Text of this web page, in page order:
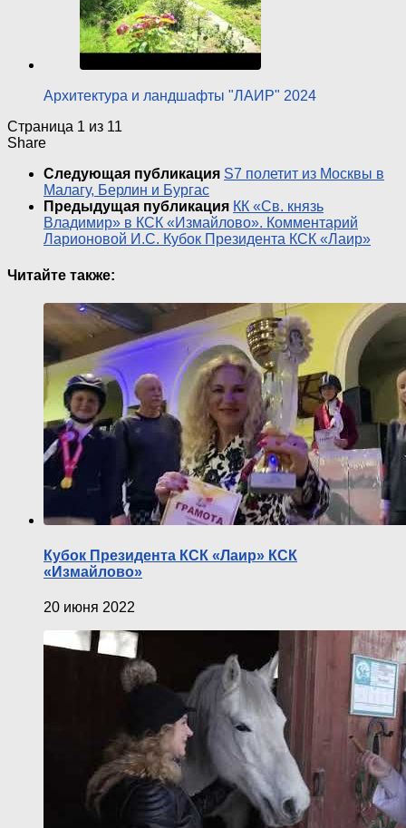
Архитектура и ландшафты "ЛАИР" 2024
Страница 1 из 11
Share
Следующая публикация S7 полетит из Москвы в
Малагу, Берлин и Бургас
Предыдущая публикация КК «Св. князь
Владимир» в КСК «Измайлово». Комментарий
Ларионовой И.С. Кубок Президента КСК «Лаир»
Читайте также:
Кубок Президента КСК «Лаир» КСК
«Измайлово»
20 июня 2022